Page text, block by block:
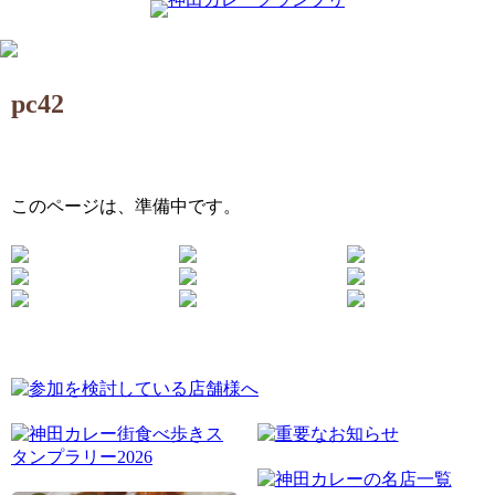
pc42
このページは、準備中です。